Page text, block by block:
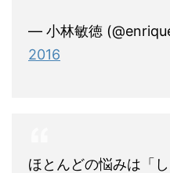
— 小林敏徳
2016
ほとんどの悩みは「